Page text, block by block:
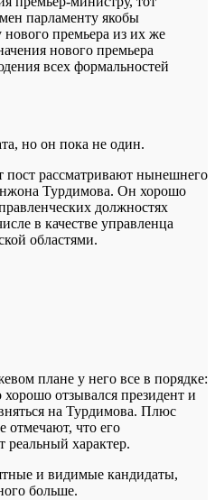
парламенту якобы
премьера из их же
нового премьера
всех формальностей
но он пока не один.
пост рассматривают нынешнего
Турдимова. Он хорошо
должностях
в качестве управленца
областями.
плане у него все в порядке:
отзывался президент и
на Турдимова. Плюс
отмечают, что его
реальный характер.
и видимые кандидаты,
больше.